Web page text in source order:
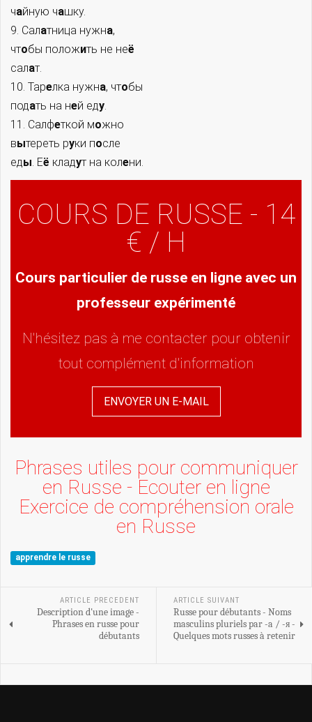
чайную чашку.
9. Салатница нужна,
чтобы положить не неё
салат.
10. Тарелка нужна, чтобы
подать на ней еду.
11. Салфеткой можно
вытереть руки после
еды. Её кладут на колени.
COURS DE RUSSE - 14
€ / H
Cours particulier de russe en ligne avec un
professeur expérimenté
N'hésitez pas à me contacter pour obtenir
tout complément d'information
ENVOYER UN E-MAIL
Phrases utiles pour communiquer
en Russe - Ecouter en ligne
Exercice de compréhension orale
en Russe
apprendre le russe
ARTICLE PRECEDENT
Description d'une image -
Phrases en russe pour
débutants
ARTICLE SUIVANT
Russe pour débutants - Noms
masculins pluriels par -a / -я -
Quelques mots russes à retenir